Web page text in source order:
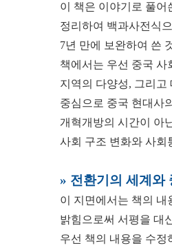
이 책은 이야기로 풀어
정리하여 백과사전식
7년 만에 보완하여 쓴
책에서는 우선 중국 사
지역의 다양성, 그리고
중심으로 중국 현대사
개혁개방의 시간이 아
사회 구조 변화와 사회
» 전환기의 세계와
이 지면에서는 책의
밝힘으로써 서평을 대
우선 책의 내용을 수정